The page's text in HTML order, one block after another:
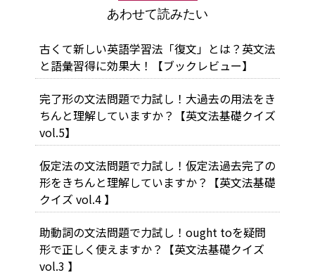
あわせて読みたい
古くて新しい英語学習法「復文」とは？英文法
と語彙習得に効果大！【ブックレビュー】
完了形の文法問題で力試し！大過去の用法をき
ちんと理解していますか？【英文法基礎クイズ
vol.5】
仮定法の文法問題で力試し！仮定法過去完了の
形をきちんと理解していますか？【英文法基礎
クイズ vol.4 】
助動詞の文法問題で力試し！ought toを疑問
形で正しく使えますか？【英文法基礎クイズ
vol.3 】